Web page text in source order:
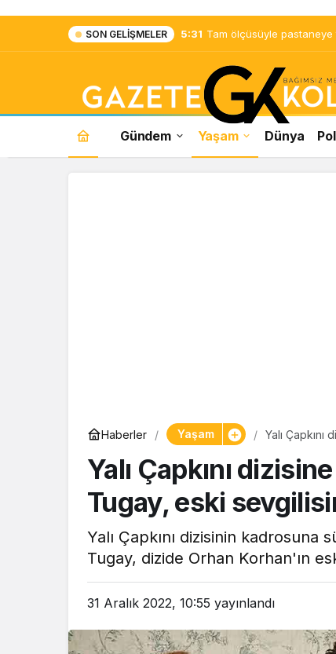
SON GELIŞMELER 5:31 Tam ölçüsüyle pastaneye
Gündem Yaşam Dünya
Haberler Yaşam Yalı
Yalı Çapkını
Tugay, eski
Yalı Çapkını dizisinin
Tugay, dizide Orhan Korhan'ın
31 Aralık 2022, 10:55 yayınlandı